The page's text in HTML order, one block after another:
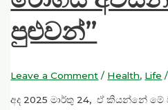
පුළුවන්”
Leave a Comment / Health, Life /
අද 2025 මාර්තු 24, ඒ කියන්නේ